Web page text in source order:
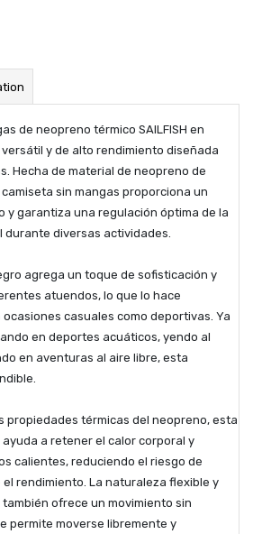
de neopreno térmico SAILFISH en
y de alto rendimiento diseñada
Hecha de material de neopreno de
sin mangas proporciona un
y garantiza una regulación óptima de la
diversas actividades.
agrega un toque de sofisticación y
atuendos, lo que lo hace
casuales como deportivas. Ya
en deportes acuáticos, yendo al
en aventuras al aire libre, esta
propiedades térmicas del neopreno, esta
a retener el calor corporal y
calientes, reduciendo el riesgo de
rendimiento. La naturaleza flexible y
ofrece un movimiento sin
permite moverse libremente y